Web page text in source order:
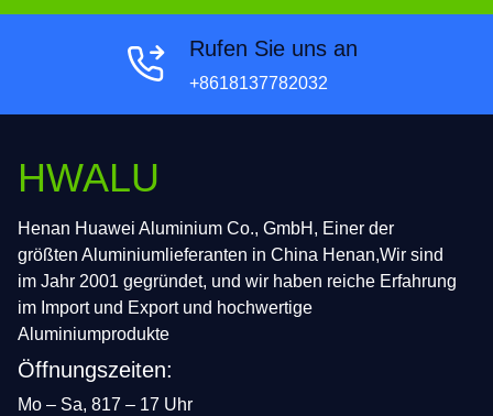
Rufen Sie uns an
+8618137782032
HWALU
Henan Huawei Aluminium Co., GmbH, Einer der
größten Aluminiumlieferanten in China Henan,Wir sind
im Jahr 2001 gegründet, und wir haben reiche Erfahrung
im Import und Export und hochwertige
Aluminiumprodukte
Öffnungszeiten:
Mo – Sa, 817 – 17 Uhr